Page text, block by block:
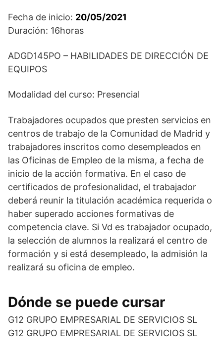
Fecha de inicio: 20/05/2021
Duración: 16horas
ADGD145PO – HABILIDADES DE DIRECCIÓN DE
EQUIPOS
Modalidad del curso: Presencial
Trabajadores ocupados que presten servicios en
centros de trabajo de la Comunidad de Madrid y
trabajadores inscritos como desempleados en
las Oficinas de Empleo de la misma, a fecha de
inicio de la acción formativa. En el caso de
certificados de profesionalidad, el trabajador
deberá reunir la titulación académica requerida o
haber superado acciones formativas de
competencia clave. Si Vd es trabajador ocupado,
la selección de alumnos la realizará el centro de
formación y si está desempleado, la admisión la
realizará su oficina de empleo.
Dónde se puede cursar
G12 GRUPO EMPRESARIAL DE SERVICIOS SL
G12 GRUPO EMPRESARIAL DE SERVICIOS SL